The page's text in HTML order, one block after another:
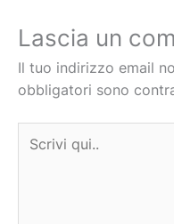
Lascia un
Il tuo indirizzo email
obbligatori sono
qui..